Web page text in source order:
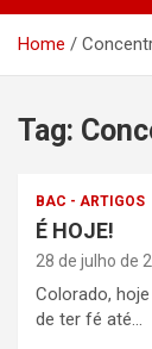
Home
Tag:
BAC - ARTIGOS
É HOJE!
28 de julho de
Colorado,
de ter fé até…